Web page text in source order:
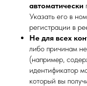
автоматически
Указать его в
регистрации в
Не для всех
либо причинам
(например,
идентификатор
который вы